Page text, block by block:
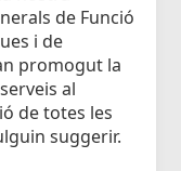
de Funció
i de
promogut la
al
de totes les
suggerir.